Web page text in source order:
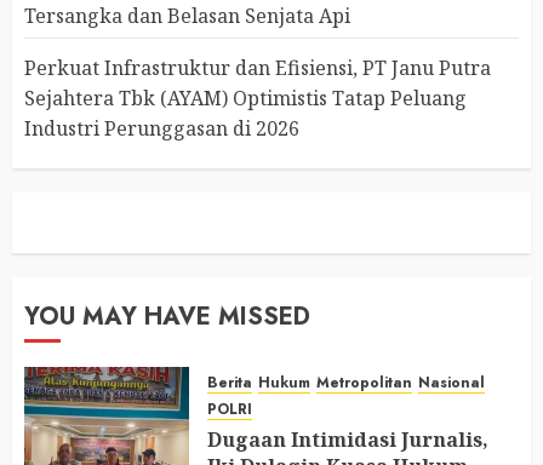
Tersangka dan Belasan Senjata Api
Perkuat Infrastruktur dan Efisiensi, PT Janu Putra
Sejahtera Tbk (AYAM) Optimistis Tatap Peluang
Industri Perunggasan di 2026
YOU MAY HAVE MISSED
Berita Hukum Metropolitan Nasional
POLRI
Dugaan Intimidasi Jurnalis,